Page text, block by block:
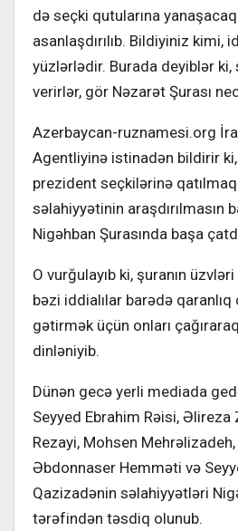
də seçki qutularına
asanlaşdırılıb. Bildiyiniz kimi,
yüzlərlədir. Burada deyiblər ki,
verirlər, gör Nəzarət Şurası
Azerbaycan-ruznamesi.org
Agentliyinə istinadən bildirir
prezident seçkilərinə
səlahiyyətinin araşdırılmasın
Nigəhban Şurasında başa
O vurğulayıb ki, şuranın
bəzi iddialılar barədə qaranlıq
gətirmək üçün onları
dinləniyib.
Dünən gecə yerli mediada
Seyyed Ebrahim Rəisi, Əlireza
Rezayi, Mohsen
Əbdonnaser Hemməti və
Qazizadənin səlahiyyətləri
tərəfindən təsdiq olunub.